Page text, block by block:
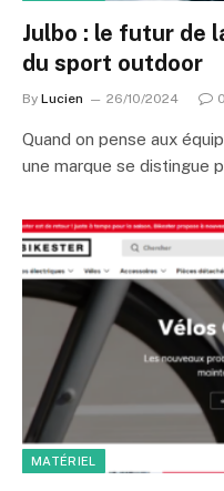
Julbo : le futur de
du sport outdoor
By Lucien 26/10/2024 0
Quand on pense aux
une marque se distingue
MATÉRIEL